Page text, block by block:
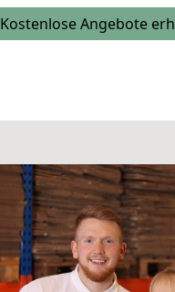
Kostenlose Angebote